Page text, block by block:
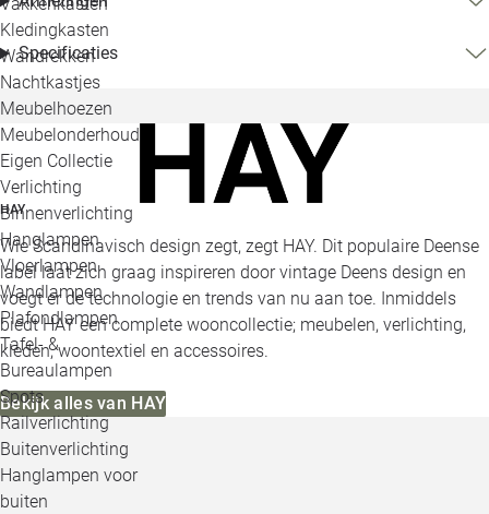
Kledingkasten
Wandrekken
Nachtkastjes
Meubelhoezen
Meubelonderhoud
Eigen Collectie
Verlichting
Binnenverlichting
Hanglampen
Vloerlampen
Wandlampen
Plafondlampen
Tafel- &
Bureaulampen
Spots
Railverlichting
Buitenverlichting
Hanglampen voor
buiten
Specificaties
HAY
Wie Scandinavisch design zegt, zegt HAY. Dit populaire Deense
label laat zich graag inspireren door vintage Deens design en
voegt er de technologie en trends van nu aan toe. Inmiddels
biedt HAY een complete wooncollectie; meubelen, verlichting,
kleden, woontextiel en accessoires.
Bekijk alles van HAY